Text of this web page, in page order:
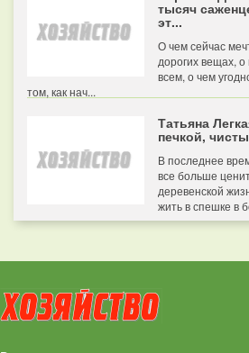
тысяч
эт...
О чем сейчас
дорогих вещах,
всем, о чем
том, как нач...
Татьяна
печкой,
В последнее
все больше
деревенской
жить в спешке в